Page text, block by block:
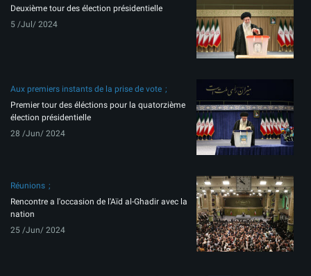
Deuxième tour des élection présidentielle
5 /Jul/ 2024
Aux premiers instants de la prise de vote
Premier tour des éléctions pour la quatorzième
élection présidentielle
28 /Jun/ 2024
Réunions
Rencontre a l'occasion de l'Aïd al-Ghadir avec la
nation
25 /Jun/ 2024